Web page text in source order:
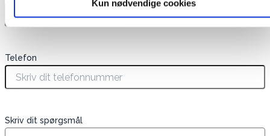
Kun nødvendige cookies
Telefon
Skriv dit spørgsmål